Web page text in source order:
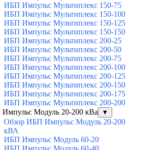
ИБП Импульс Мультиплекс 150-75
ИБП Импульс Мультиплекс 150-100
ИБП Импульс Мультиплекс 150-125
ИБП Импульс Мультиплекс 150-150
ИБП Импульс Мультиплекс 200-25
ИБП Импульс Мультиплекс 200-50
ИБП Импульс Мультиплекс 200-75
ИБП Импульс Мультиплекс 200-100
ИБП Импульс Мультиплекс 200-125
ИБП Импульс Мультиплекс 200-150
ИБП Импульс Мультиплекс 200-175
ИБП Импульс Мультиплекс 200-200
Модуль 20-200 кВа
▼
Обзор ИБП Импульс Модуль 20-200
кВА
ИБП Импульс Модуль 60-20